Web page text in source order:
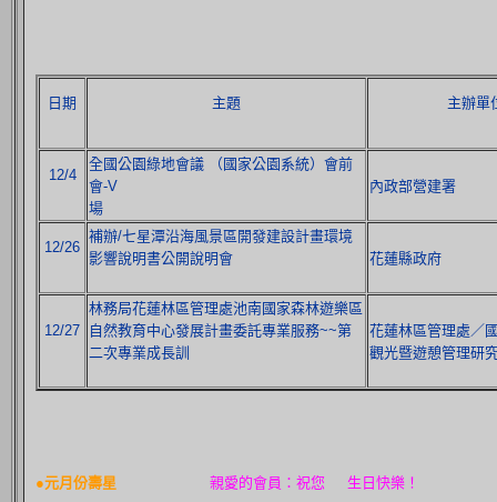
日期 主題 主辦單
12/4
全國公園綠地會議 （國家公園系統）會前
會-V
場
內政部營建署
12/26
補辦/七星潭沿海風景區開發建設計畫環境
影響說明書公開說明會
花蓮縣政府
12/27
林務局花蓮林區管理處池南國家森林遊樂區
自然教育中心發展計畫委託專業服務~~第
二次專業成長訓
花蓮林區管理處／
觀光暨遊憩管理研
●元月份壽星 親愛的會員：祝您 生日快樂！